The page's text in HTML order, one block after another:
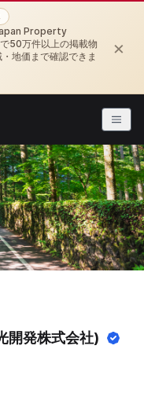
Property
50万件以上の掲載物
地価まで確認できま
×
開発株式会社)